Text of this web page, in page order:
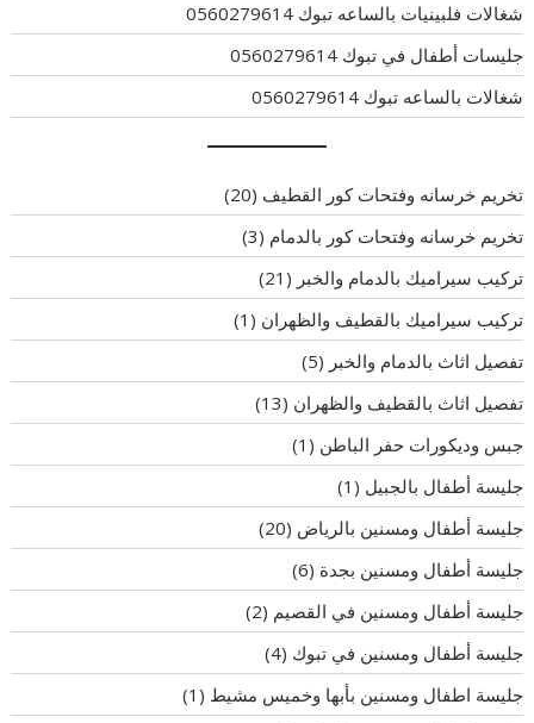
شغالات فلبينيات بالساعه تبوك 0560279614
جليسات أطفال في تبوك 0560279614
شغالات بالساعه تبوك 0560279614
تخريم خرسانه وفتحات كور القطيف (20)
تخريم خرسانه وفتحات كور بالدمام (3)
تركيب سيراميك بالدمام والخبر (21)
تركيب سيراميك بالقطيف والظهران (1)
تفصيل اثاث بالدمام والخبر (5)
تفصيل اثاث بالقطيف والظهران (13)
جبس وديكورات حفر الباطن (1)
جليسة أطفال بالجبيل (1)
جليسة أطفال ومسنين بالرياض (20)
جليسة أطفال ومسنين بجدة (6)
جليسة أطفال ومسنين في القصيم (2)
جليسة أطفال ومسنين في تبوك (4)
جليسة اطفال ومسنين بأبها وخميس مشيط (1)